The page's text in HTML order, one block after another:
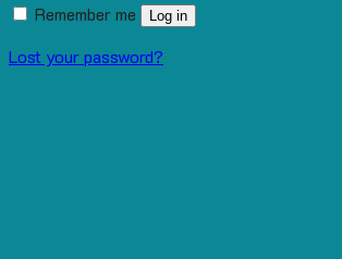
Remember me
Log in
Lost your password?